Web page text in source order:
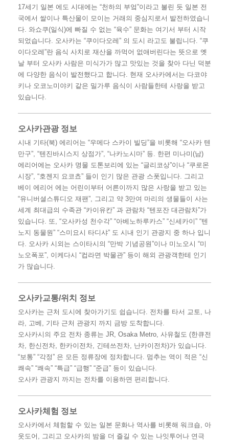
17세기 일본 에도 시대에는 “천하의 부엌”이라고 불린 듯 일본 전
국에서 쌀이나 특산물이 모이는 거래의 중심지로서 발전하였습니
다. 와쇼쿠(일식)에 빠질 수 없는 “육수” 문화는 여기서 부터 시작
되었습니다. 오사카는 “쿠이다오레” 의 도시 라고도 불립니다. “쿠
이다오레”란 음식 사치로 재산을 까먹어 없애버린다는 뜻으로 옛
날 부터 오사카 사람은 미식가가 많고 맛있는 것을 찾아 다닌 덕분
에 다양한 음식이 발전했다고 합니다. 현재 오사카에서는 다코야
키나 오코노미야키 같은 밀가루 음식이 사람들한테 사랑을 받고
있습니다.
오사카관광 정보
시내 기타(북) 에리어는 “우메다 스카이 빌딩”을 비롯해 “오사카 텐
만구”, “텐진바시스지 상점가”, “나카노시마” 등. 한편 미나미(남)
에리어에는 오사카 명물 도톤보리에 있는 “글리코상”이나 “쿠로몬
시장”, “호젠지 요코쵸” 들이 인기 많은 관광 스폿입니다. 그리고
베이 에리어 에는 어린이부터 어른이까지 많은 사랑을 받고 있는
“유니버셜스튜디오 재팬”, 그리고 약 3만여 마리의 생물들이 사는
세계 최대급의 수족관 “카이유칸” 과 관람차 “텐포잔 대관람차”가
있습니다. 또, “오사카성 천수각” “아베노하루카스” “신세카이” “텐
노지 동물원” “스미요시 타디샤” 도 시내 인기 관광지 중 하나 입니
다. 오사카 시외는 스이타시의 “만박 기념공원”이나 미노오시 “미
노오폭포”, 이케다시 “컵라면 박물관” 등이 해외 관광객한테 인기
가 많습니다.
오사카교통/위치 정보
오사카는 근처 도시에 찾아가기도 쉽습니다. 전차를 타서 교토, 나
라, 고베, 기타 근처 관광지 까지 금방 도착합니다.
오사카시의 주요 전차 종류는 JR, Osaka Metro, 사유철도 (한큐전
차, 한신전차, 한카이전차, 긴테쓰전차, 난카이전차)가 있습니다.
“보통” “각정” 은 모든 정류장에 정차합니다. 멈추는 역이 적은 “신
쾌속” “쾌속” “특급” “급행” “준급” 등이 있습니다.
오사카 관광지 까지는 전차를 이용하면 편리합니다.
오사카체험 정보
오사카에서 체험할 수 있는 일본 문화나 역사를 비롯해 워크숍, 아
웃도어, 그리고 오사카의 밤을 더 즐길 수 있는 나잇투어나 연극